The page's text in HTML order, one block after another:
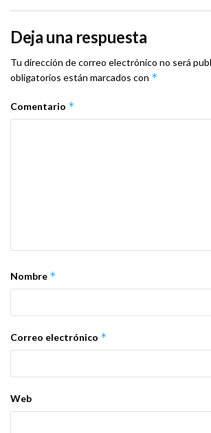
Deja una respuesta
Tu dirección de correo electrónico no será
obligatorios están marcados con *
Comentario *
Nombre *
Correo electrónico *
Web